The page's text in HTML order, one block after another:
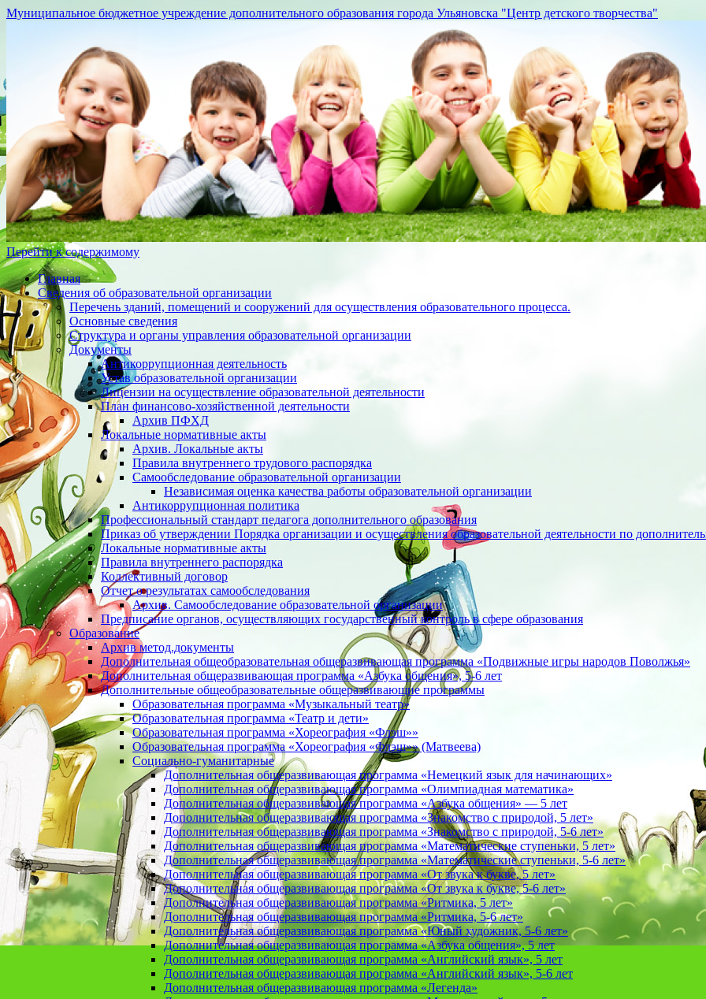
Муниципальное бюджетное учреждение дополнительного образования города Ульяновска "Центр детского творчества"
Перейти к содержимому
Главная
Сведения об образовательной организации
Перечень зданий, помещений и сооружений для осуществления образовательного процесса.
Основные сведения
Структура и органы управления образовательной организации
Документы
Антикоррупционная деятельность
Устав образовательной организации
Лицензии на осуществление образовательной деятельности
План финансово-хозяйственной деятельности
Архив ПФХД
Локальные нормативные акты
Архив. Локальные акты
Правила внутреннего трудового распорядка
Cамообследование образовательной организации
Независимая оценка качества работы образовательной организации
Антикоррупционная политика
Профессиональный стандарт педагога дополнительного образования
Приказ об утверждении Порядка организации и осуществления образовательной деятельности по
Локальные нормативные акты
Правила внутреннего распорядка
Коллективный договор
Отчет о результатах самообследования
Архив. Cамообследование образовательной организации
Предписание органов, осуществляющих государственный контроль в сфере образования
Образование
Архив метод.документы
Дополнительная общеобразовательная общеразвивающая программа «Подвижные игры народов Поволжья»
Дополнительная общеразвивающая программа «Азбука общения», 5-6 лет
Дополнительные общеобразовательные общеразвивающие программы
Образовательная программа «Музыкальный театр»
Образовательная программа «Театр и дети»
Образовательная программа «Хореография «Флэш»»
Образовательная программа «Хореография «Флэш»» (Матвеева)
Социально-гуманитарные
Дополнительная общеразвивающая программа «Немецкий язык для начинающих»
Дополнительная общеразвивающая программа «Олимпиадная математика»
Дополнительная общеразвивающая программа «Азбука общения» — 5 лет
Дополнительная общеразвивающая программа «Знакомство с природой, 5 лет»
Дополнительная общеразвивающая программа «Знакомство с природой, 5-6 лет»
Дополнительная общеразвивающая программа «Математические ступеньки, 5 лет»
Дополнительная общеразвивающая программа «Математические ступеньки, 5-6 лет»
Дополнительная общеразвивающая программа «От звука к букве, 5 лет»
Дополнительная общеразвивающая программа «От звука к букве, 5-6 лет»
Дополнительная общеразвивающая программа «Ритмика, 5 лет»
Дополнительная общеразвивающая программа «Ритмика, 5-6 лет»
Дополнительная общеразвивающая программа «Юный художник, 5-6 лет»
Дополнительная общеразвивающая программа «Азбука общения», 5 лет
Дополнительная общеразвивающая программа «Английский язык», 5 лет
Дополнительная общеразвивающая программа «Английский язык», 5-6 лет
Дополнительная общеразвивающая программа «Легенда»